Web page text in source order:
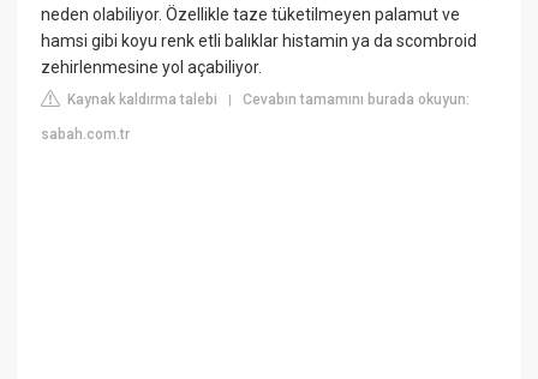
neden olabiliyor. Özellikle taze tüketilmeyen palamut ve
hamsi gibi koyu renk etli balıklar histamin ya da scombroid
zehirlenmesine yol açabiliyor.
Kaynak kaldırma talebi |Cevabın tamamını burada okuyun:
sabah.com.tr